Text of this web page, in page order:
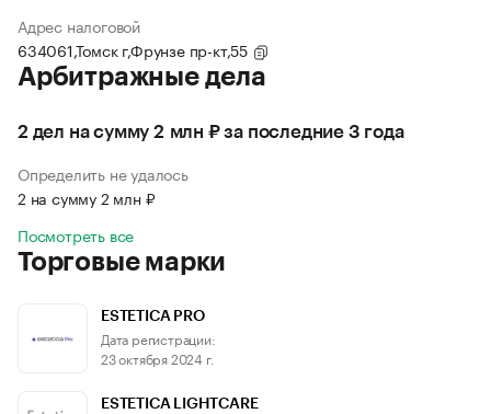
Адрес налоговой
634061,Томск г,Фрунзе пр-кт,55
Арбитражные дела
2 дел на сумму 2 млн ₽ за последние 3 года
Определить не удалось
2 на сумму 2 млн ₽
Посмотреть все
Торговые марки
ESTETICA PRO
Дата регистрации:
23 октября 2024 г.
ESTETICA LIGHTCARE